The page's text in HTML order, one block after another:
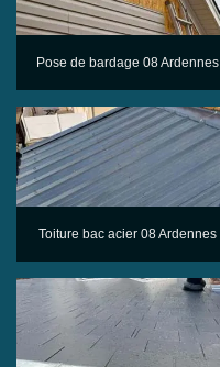
Pose de bardage 08 Ardennes
Toiture bac acier 08 Ardennes